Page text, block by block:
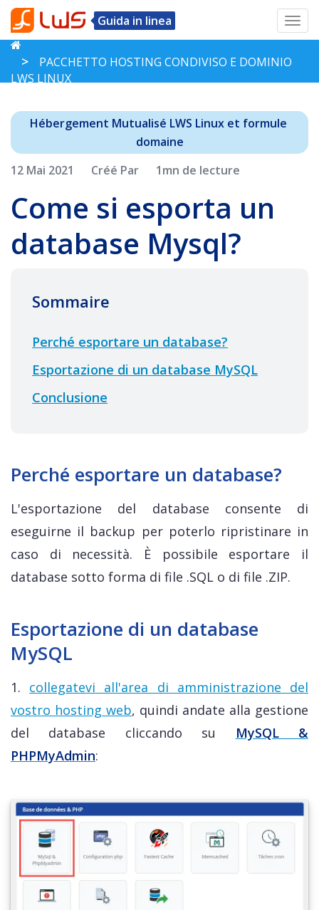
Guida in linea
PACCHETTO HOSTING CONDIVISO E DOMINIO
LWS LINUX
Hébergement Mutualisé LWS Linux et formule
domaine
12 Mai 2021
Créé Par 1mn de lecture
Come si esporta un
database Mysql?
Sommaire
Perché esportare un database?
Esportazione di un database MySQL
Conclusione
Perché esportare un database?
L'esportazione del database consente di
eseguirne il backup per poterlo ripristinare in
caso di necessità. È possibile esportare il
database sotto forma di file .SQL o di file .ZIP.
Esportazione di un database
MySQL
1. collegatevi all'area di amministrazione del
vostro hosting web, quindi andate alla gestione
del database cliccando su MySQL &
PHPMyAdmin: